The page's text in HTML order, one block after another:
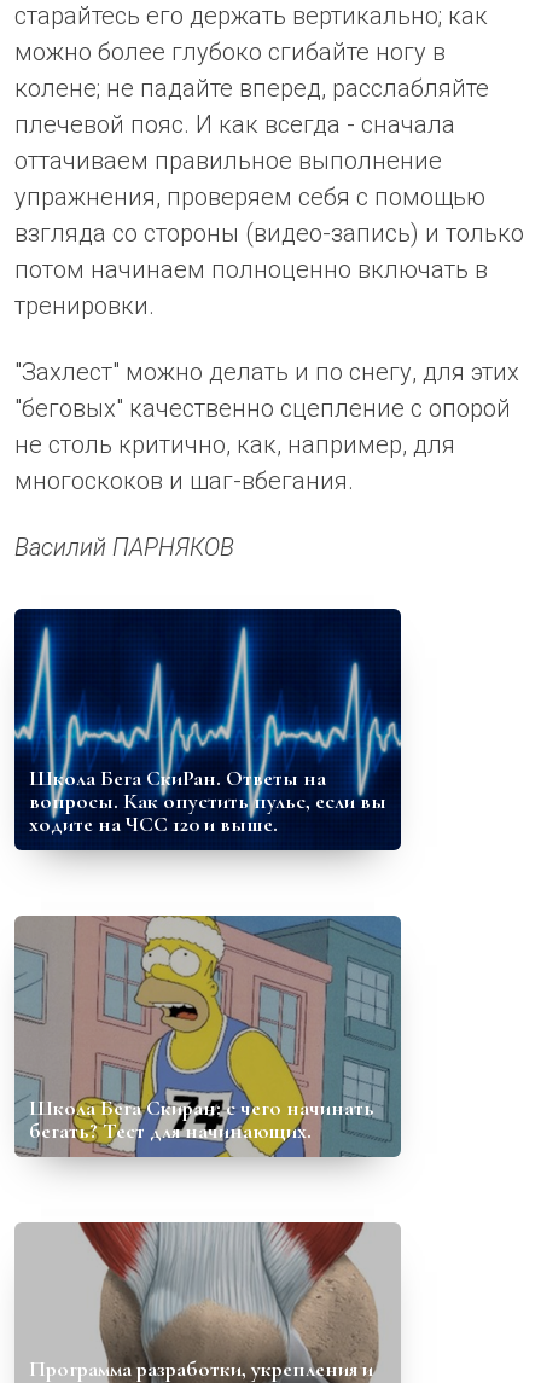
старайтесь его держать вертикально; как
можно более глубоко сгибайте ногу в
колене; не падайте вперед, расслабляйте
плечевой пояс. И как всегда - сначала
оттачиваем правильное выполнение
упражнения, проверяем себя с помощью
взгляда со стороны (видео-запись) и только
потом начинаем полноценно включать в
тренировки.
"Захлест" можно делать и по снегу, для этих
"беговых" качественно сцепление с опорой
не столь критично, как, например, для
многоскоков и шаг-вбегания.
Василий ПАРНЯКОВ
Школа Бега СкиРан. Ответы на
вопросы. Как опустить пульс, если вы
ходите на ЧСС 120 и выше.
Школа Бега Скиран: с чего начинать
бегать? Тест для начинающих.
Программа разработки, укрепления и